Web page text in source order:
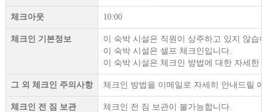
체크아웃 10:00
체크인 기본정보
이 숙박 시설은 직원이 상주하고 있지 않습
이 숙박 시설은 셀프 체크인입니다.
이 숙박 시설은 체크인 방법에 대한 자세한
그 외 체크인 주의사항 체크인 방법을 이메일로 자세히 안내드릴
체크인 전 짐 보관 체크인 전 짐 보관이 불가능합니다.